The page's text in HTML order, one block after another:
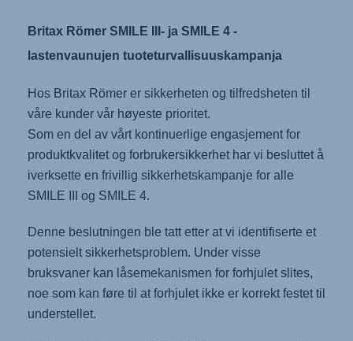
Britax Römer SMILE III- ja SMILE 4 -
lastenvaunujen tuoteturvallisuuskampanja
Hos Britax Römer er sikkerheten og tilfredsheten til
våre kunder vår høyeste prioritet.
Som en del av vårt kontinuerlige engasjement for
produktkvalitet og forbrukersikkerhet har vi besluttet å
iverksette en frivillig sikkerhetskampanje for alle
SMILE III og SMILE 4.
Denne beslutningen ble tatt etter at vi identifiserte et
potensielt sikkerhetsproblem. Under visse
bruksvaner kan låsemekanismen for forhjulet slites,
noe som kan føre til at forhjulet ikke er korrekt festet til
understellet.